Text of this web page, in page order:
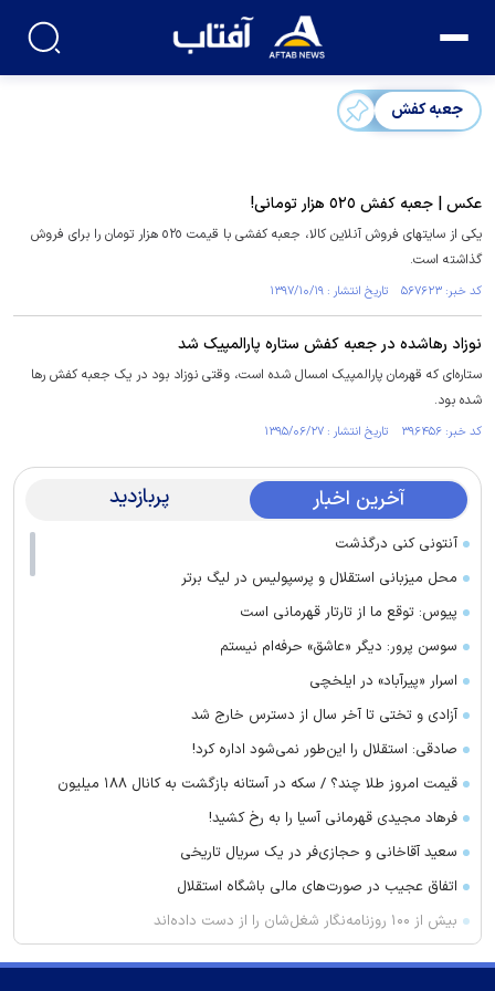
جعبه کفش
عکس | جعبه کفش ٥٢٥ هزار تومانی!
یکی از سایتهای فروش آنلاین کالا، جعبه کفشی با قیمت ٥٢٥ هزار تومان را برای فروش
گذاشته است.
کد خبر: ۵۶۷۶۲۳ تاریخ انتشار : ۱۳۹۷/۱۰/۱۹
نوزاد رهاشده در جعبه کفش ستاره پارالمپیک شد
ستاره‌ای که قهرمان پارالمپیک امسال شده است، وقتی نوزاد بود در یک جعبه کفش رها
شده بود.
کد خبر: ۳۹۶۴۵۶ تاریخ انتشار : ۱۳۹۵/۰۶/۲۷
آخرین اخبار پربازدید
آنتونی کنی درگذشت
محل میزبانی استقلال و پرسپولیس در لیگ برتر
پیوس: توقع ما از تارتار قهرمانی است
سوسن پرور: دیگر «عاشق» حرفه‌ام نیستم
اسرار «پیرآباد» در ایلخچی
آزادی و تختی تا آخر سال از دسترس خارج شد
صادقی: استقلال را این‌طور نمی‌شود اداره کرد!
قیمت امروز طلا چند؟ / سکه در آستانه بازگشت به کانال ۱۸۸ میلیون
فرهاد مجیدی قهرمانی آسیا را به رخ کشید!
سعید آقاخانی و حجازی‌فر در یک سریال تاریخی
اتفاق عجیب در صورت‌های مالی باشگاه استقلال
بیش از ۱۰۰ روزنامه‌نگار شغل‌شان را از دست داده‌اند